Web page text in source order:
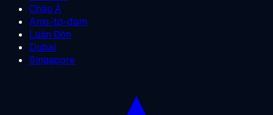
Châu Á
Ams-tơ-đam
Luân Đôn
Dubai
Singapore